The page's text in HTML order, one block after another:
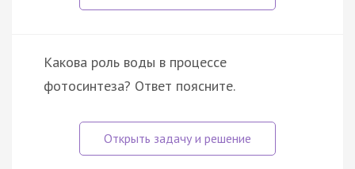
Какова роль воды в процессе
фотосинтеза? Ответ поясните.